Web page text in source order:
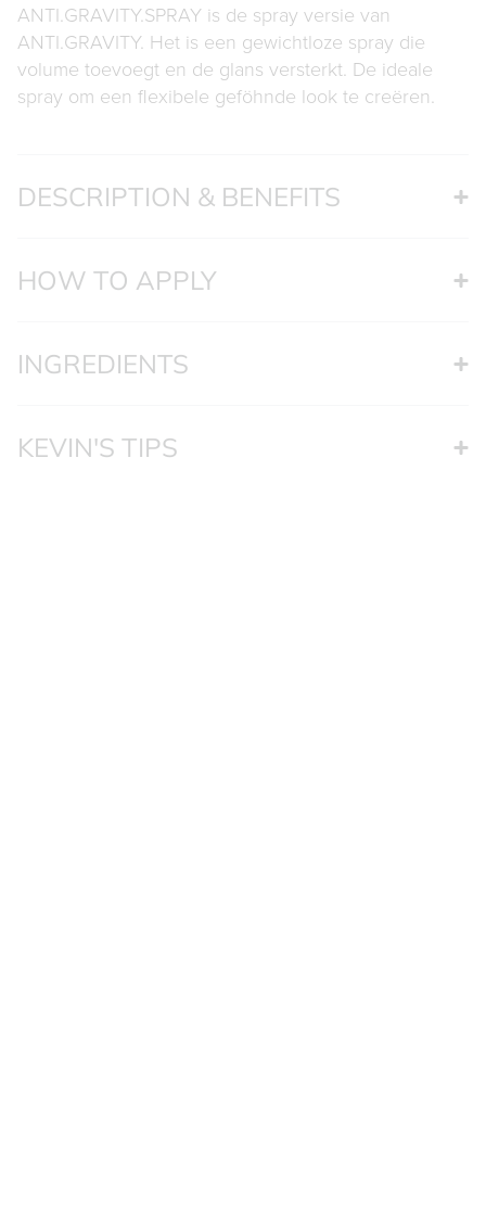
ANTI.GRAVITY.SPRAY is de spray versie van
ANTI.GRAVITY. Het is een gewichtloze spray die
volume toevoegt en de glans versterkt. De ideale
spray om een flexibele geföhnde look te creëren.
DESCRIPTION & BENEFITS
HOW TO APPLY
INGREDIENTS
KEVIN'S TIPS